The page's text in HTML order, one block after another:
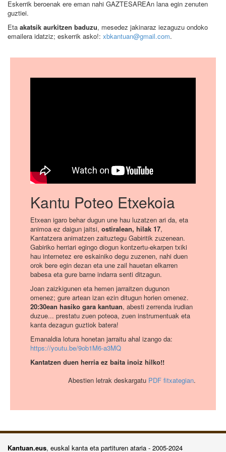
Eskerrik beroenak ere eman nahi GAZTESAREAn lana egin zenuten
guztiei.
Eta akatsik aurkitzen baduzu, mesedez jakinaraz iezaguzu ondoko
emailera idatziz; eskerrik asko!: xbkantuan@gmail.com.
Kantu Poteo Etxekoia
Etxean igaro behar dugun une hau luzatzen ari da, eta
animoa ez daigun jaitsi, ostiralean, hilak 17,
Kantatzera animatzen zaituztegu Gabiritik zuzenean.
Gabiriko herriari egingo diogun kontzertu-ekarpen txiki
hau internetez ere eskainiko degu zuzenen, nahi duen
orok bere egin dezan eta une zail hauetan elkarren
babesa eta gure barne indarra senti ditzagun.
Joan zaizkigunen eta hemen jarraitzen dugunon
omenez; gure artean izan ezin ditugun horien omenez.
20:30ean hasiko gara kantuan, abesti zerrenda irudian
duzue... prestatu zuen poteoa, zuen instrumentuak eta
kanta dezagun guztiok batera!
Emanaldia lotura honetan jarraitu ahal izango da:
https://youtu.be/9ob1M6-a3MQ
Kantatzen duen herria ez baita inoiz hilko!!
Abestien letrak deskargatu PDF fitxategian.
Kantuan.eus, euskal kanta eta partituren ataria - 2005-2024